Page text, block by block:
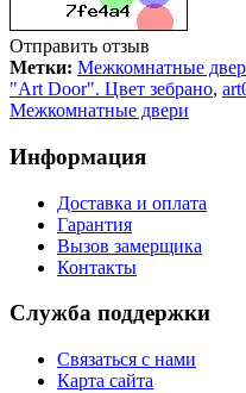
Отправить отзыв
Метки: Межкомнатные
"Art Door". Цвет зебрано,
Межкомнатные двери
Информация
Доставка и оплата
Гарантия
Вызов замерщика
Контакты
Служба поддержки
Связаться с нами
Карта сайта